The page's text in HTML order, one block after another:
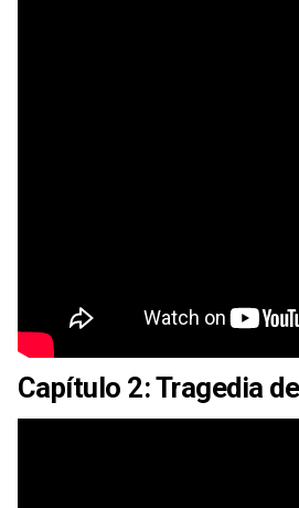
Capítulo 2: Tragedia